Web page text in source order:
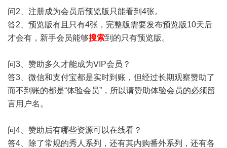
问2、注册成为会员后预览版只能看到4张。
答2、预览版有且只有4张，完整版需要发布预览版10天后
才会有，新手会员能够搜索到的只有预览版。
问3、赞助多久才能成为VIP会员？
答3、微信和支付宝都是实时到账，但经过长期观察赞助了
而不到账的都是“体验会员”，所以请赞助体验会员的必须留
言用户名。
问4、赞助后有哪些资源可以在线看？
答4、除了常规的秀人系列，还有其内购番外系列，还有各